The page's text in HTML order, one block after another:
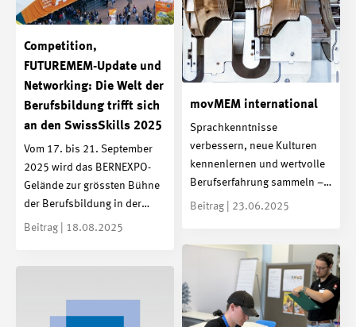
Competition,
FUTUREMEM-Update und
Networking: Die Welt der
Berufsbildung trifft sich
an den SwissSkills 2025
Vom 17. bis 21. September
2025 wird das BERNEXPO-
Gelände zur grössten Bühne
der Berufsbildung in der…
Beitrag | 18.08.2025
movMEM international
Sprachkenntnisse
verbessern, neue Kulturen
kennenlernen und wertvolle
Berufserfahrung sammeln –…
Beitrag | 23.06.2025